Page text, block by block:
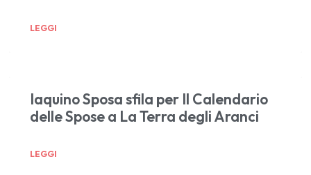
LEGGI
Iaquino Sposa sfila per Il Calendario
delle Spose a La Terra degli Aranci
LEGGI